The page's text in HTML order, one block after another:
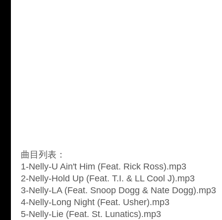
曲目列表：
1-Nelly-U Ain't Him (Feat. Rick Ross).mp3
2-Nelly-Hold Up (Feat. T.I. & LL Cool J).mp3
3-Nelly-LA (Feat. Snoop Dogg & Nate Dogg).mp3
4-Nelly-Long Night (Feat. Usher).mp3
5-Nelly-Lie (Feat. St. Lunatics).mp3